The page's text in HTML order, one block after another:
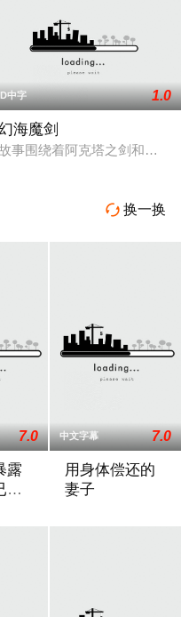
天后崛起之路：从她在热门
中字 1.0
海魔剑
事围绕着阿克塔之剑和它被
 换一换
7.0
露
婚
中文字幕 7.0
用身体偿还的
妻子